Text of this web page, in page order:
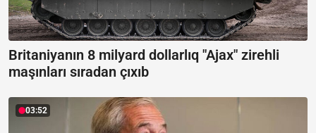
Britaniyanın 8 milyard dollarlıq "Ajax" zirehli
maşınları sıradan çıxıb
03:52